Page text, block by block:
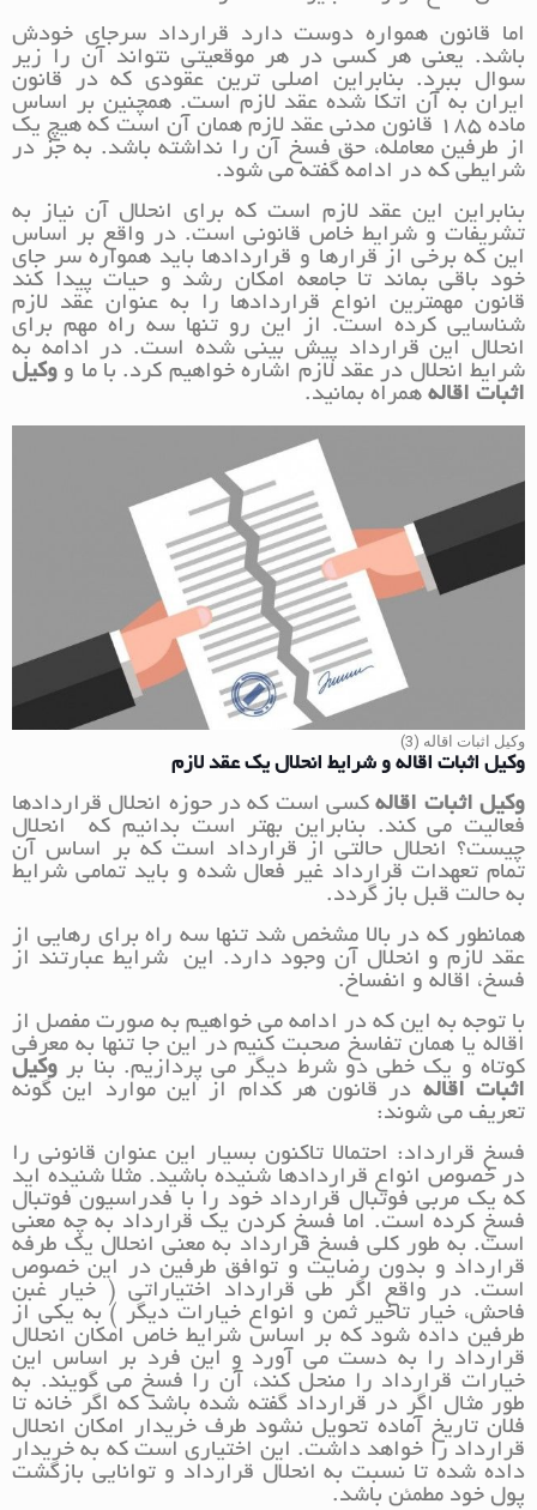
اما قانون همواره دوست دارد قرارداد سرجای خودش
باشد. یعنی هر کسی در هر موقعیتی نتواند آن را زیر
سوال ببرد. بنابراین اصلی ترین عقودی که در قانون
ایران به آن اتکا شده عقد لازم است. همچنین بر اساس
ماده 185 قانون مدنی عقد لازم همان آن است که هیچ یک
از طرفین معامله، حق فسخ آن را نداشته باشد. به جز در
شرایطی که در ادامه گفته می شود.
بنابراین این عقد لازم است که برای انحلال آن نیاز به
تشریفات و شرایط خاص قانونی است. در واقع بر اساس
این که برخی از قرارها و قراردادها باید همواره سر جای
خود باقی بماند تا جامعه امکان رشد و حیات پیدا کند
قانون مهمترین انواع قراردادها را به عنوان عقد لازم
شناسایی کرده است. از این رو تنها سه راه مهم برای
انحلال این قرارداد پیش بینی شده است. در ادامه به
شرایط انحلال در عقد لازم اشاره خواهیم کرد. با ما و وکیل
اثبات اقاله همراه بمانید.
وکیل اثبات اقاله (3)
وکیل اثبات اقاله و شرایط انحلال یک عقد لازم
وکیل اثبات اقالهکسی است که در حوزه انحلال قراردادها
فعالیت می کند. بنابراین بهتر است بدانیم که انحلال
چیست؟ انحلال حالتی از قرارداد است که بر اساس آن
تمام تعهدات قرارداد غیر فعال شده و باید تمامی شرایط
به حالت قبل باز گردد.
همانطور که در بالا مشخص شد تنها سه راه برای رهایی از
عقد لازم و انحلال آن وجود دارد. این شرایط عبارتند از
فسخ، اقاله و انفساخ.
با توجه به این که در ادامه می خواهیم به صورت مفصل از
اقاله یا همان تفاسخ صحبت کنیم در این جا تنها به معرفی
کوتاه و یک خطی دو شرط دیگر می پردازیم. بنا بر وکیل
اثبات اقاله در قانون هر کدام از این موارد این گونه
تعریف می شوند:
فسخ قرارداد: احتمالا تاکنون بسیار این عنوان قانونی را
در خصوص انواع قراردادها شنیده باشید. مثلا شنیده اید
که یک مربی فوتبال قرارداد خود را با فدراسیون فوتبال
فسخ کرده است. اما فسخ کردن یک قرارداد به چه معنی
است. به طور کلی فسخ قرارداد به معنی انحلال یک طرفه
قرارداد و بدون رضایت و توافق طرفین در این خصوص
است. در واقع اگر طی قرارداد اختیاراتی ( خیار غبن
فاحش، خیار تاخیر ثمن و انواع خیارات دیگر ) به یکی از
طرفین داده شود که بر اساس شرایط خاص امکان انحلال
قرارداد را به دست می آورد و این فرد بر اساس این
خیارات قرارداد را منحل کند، آن را فسخ می گویند. به
طور مثال اگر در قرارداد گفته شده باشد که اگر خانه تا
فلان تاریخ آماده تحویل نشود طرف خریدار امکان انحلال
قرارداد را خواهد داشت. این اختیاری است که به خریدار
داده شده تا نسبت به انحلال قرارداد و توانایی بازگشت
پول خود مطمئن باشد.